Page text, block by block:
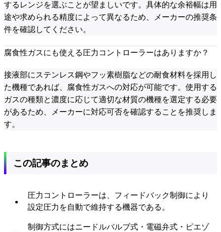
するレンジを選ぶことが望ましいです。具体的な余裕幅は用
途や求められる精度によって異なるため、メーカーの推奨条
件を確認してください。
腐食性ガスにも使える圧力コントローラーはありますか？
接液部にステンレス鋼やフッ素樹脂などの耐食材料を採用し
た機種であれば、腐食性ガスへの対応が可能です。使用する
ガスの種類と濃度に応じて適切な材質の機種を選定する必要
があるため、メーカーに対応可否を確認することを推奨しま
す。
この記事のまとめ
圧力コントローラーは、フィードバック制御により
設定圧力を自動で維持する機器である。
制御方式にはニードルバルブ式・電磁弁式・ピエゾ